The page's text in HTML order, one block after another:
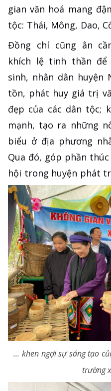
gian văn hoá mang
tộc: Thái, Mông, Dao,
Đồng chí cũng ân
khích lệ tinh thần
sinh, nhân dân
tồn, phát huy giá trị
đẹp của các dân tộc;
mạnh, tạo ra những
biểu ở địa phương
Qua đó, góp phần
hội trong huyện phát
... khen ngợi sự sáng tạo
trường